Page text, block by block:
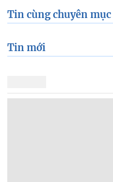
Tin cùng chuyên mục
Tin mới